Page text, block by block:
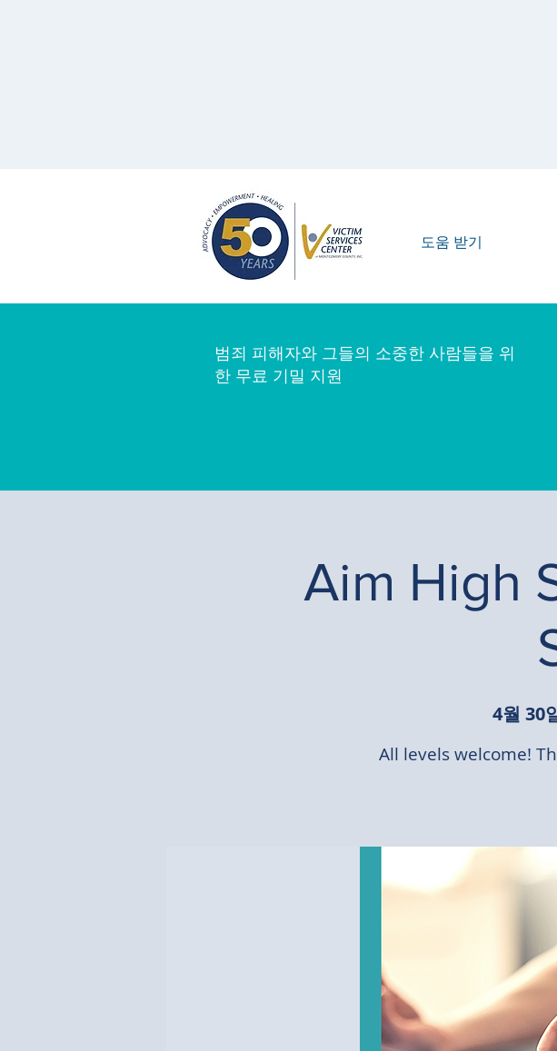
도움 받기
범죄 피해자와 그들의 소중한 사람들을 위
한 무료 기밀 지원
Aim High
4월 30
All levels welcome!